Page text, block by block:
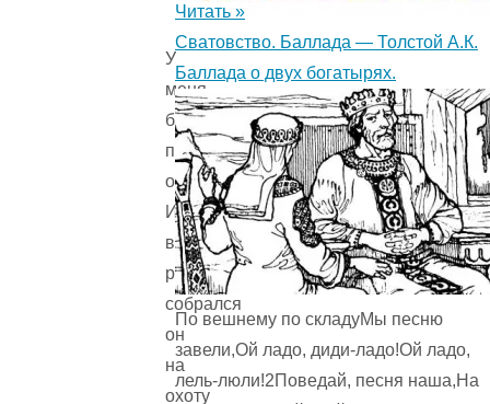
У
меня
был
приятель,
охотник.
И
вот
раз
собрался
он
на
охоту
Читать »
Сватовство. Баллада — Толстой А.К.
Баллада о двух богатырях.
По вешнему по складуМы песню
завели,Ой ладо, диди-ладо!Ой ладо,
лель-люли!2Поведай, песня наша,На